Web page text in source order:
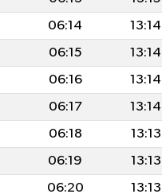
06:14 13:14
06:15 13:14
06:16 13:14
06:17 13:14
06:18 13:13
06:19 13:13
06:20 13:13